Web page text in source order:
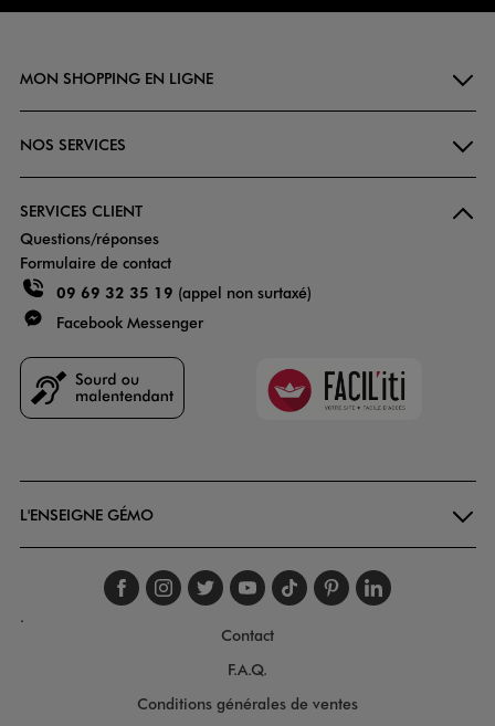
MON SHOPPING EN LIGNE
NOS SERVICES
SERVICES CLIENT
Questions/réponses
Formulaire de contact
09 69 32 35 19 (appel non surtaxé)
Facebook Messenger
Faciliti
L'ENSEIGNE GÉMO
Suivez-nous sur
Suivez-nous sur
Suivez-nous sur
Suivez-nous
Suivez-nous
Suivez-
.
Contact
F.A.Q.
Conditions générales de ventes